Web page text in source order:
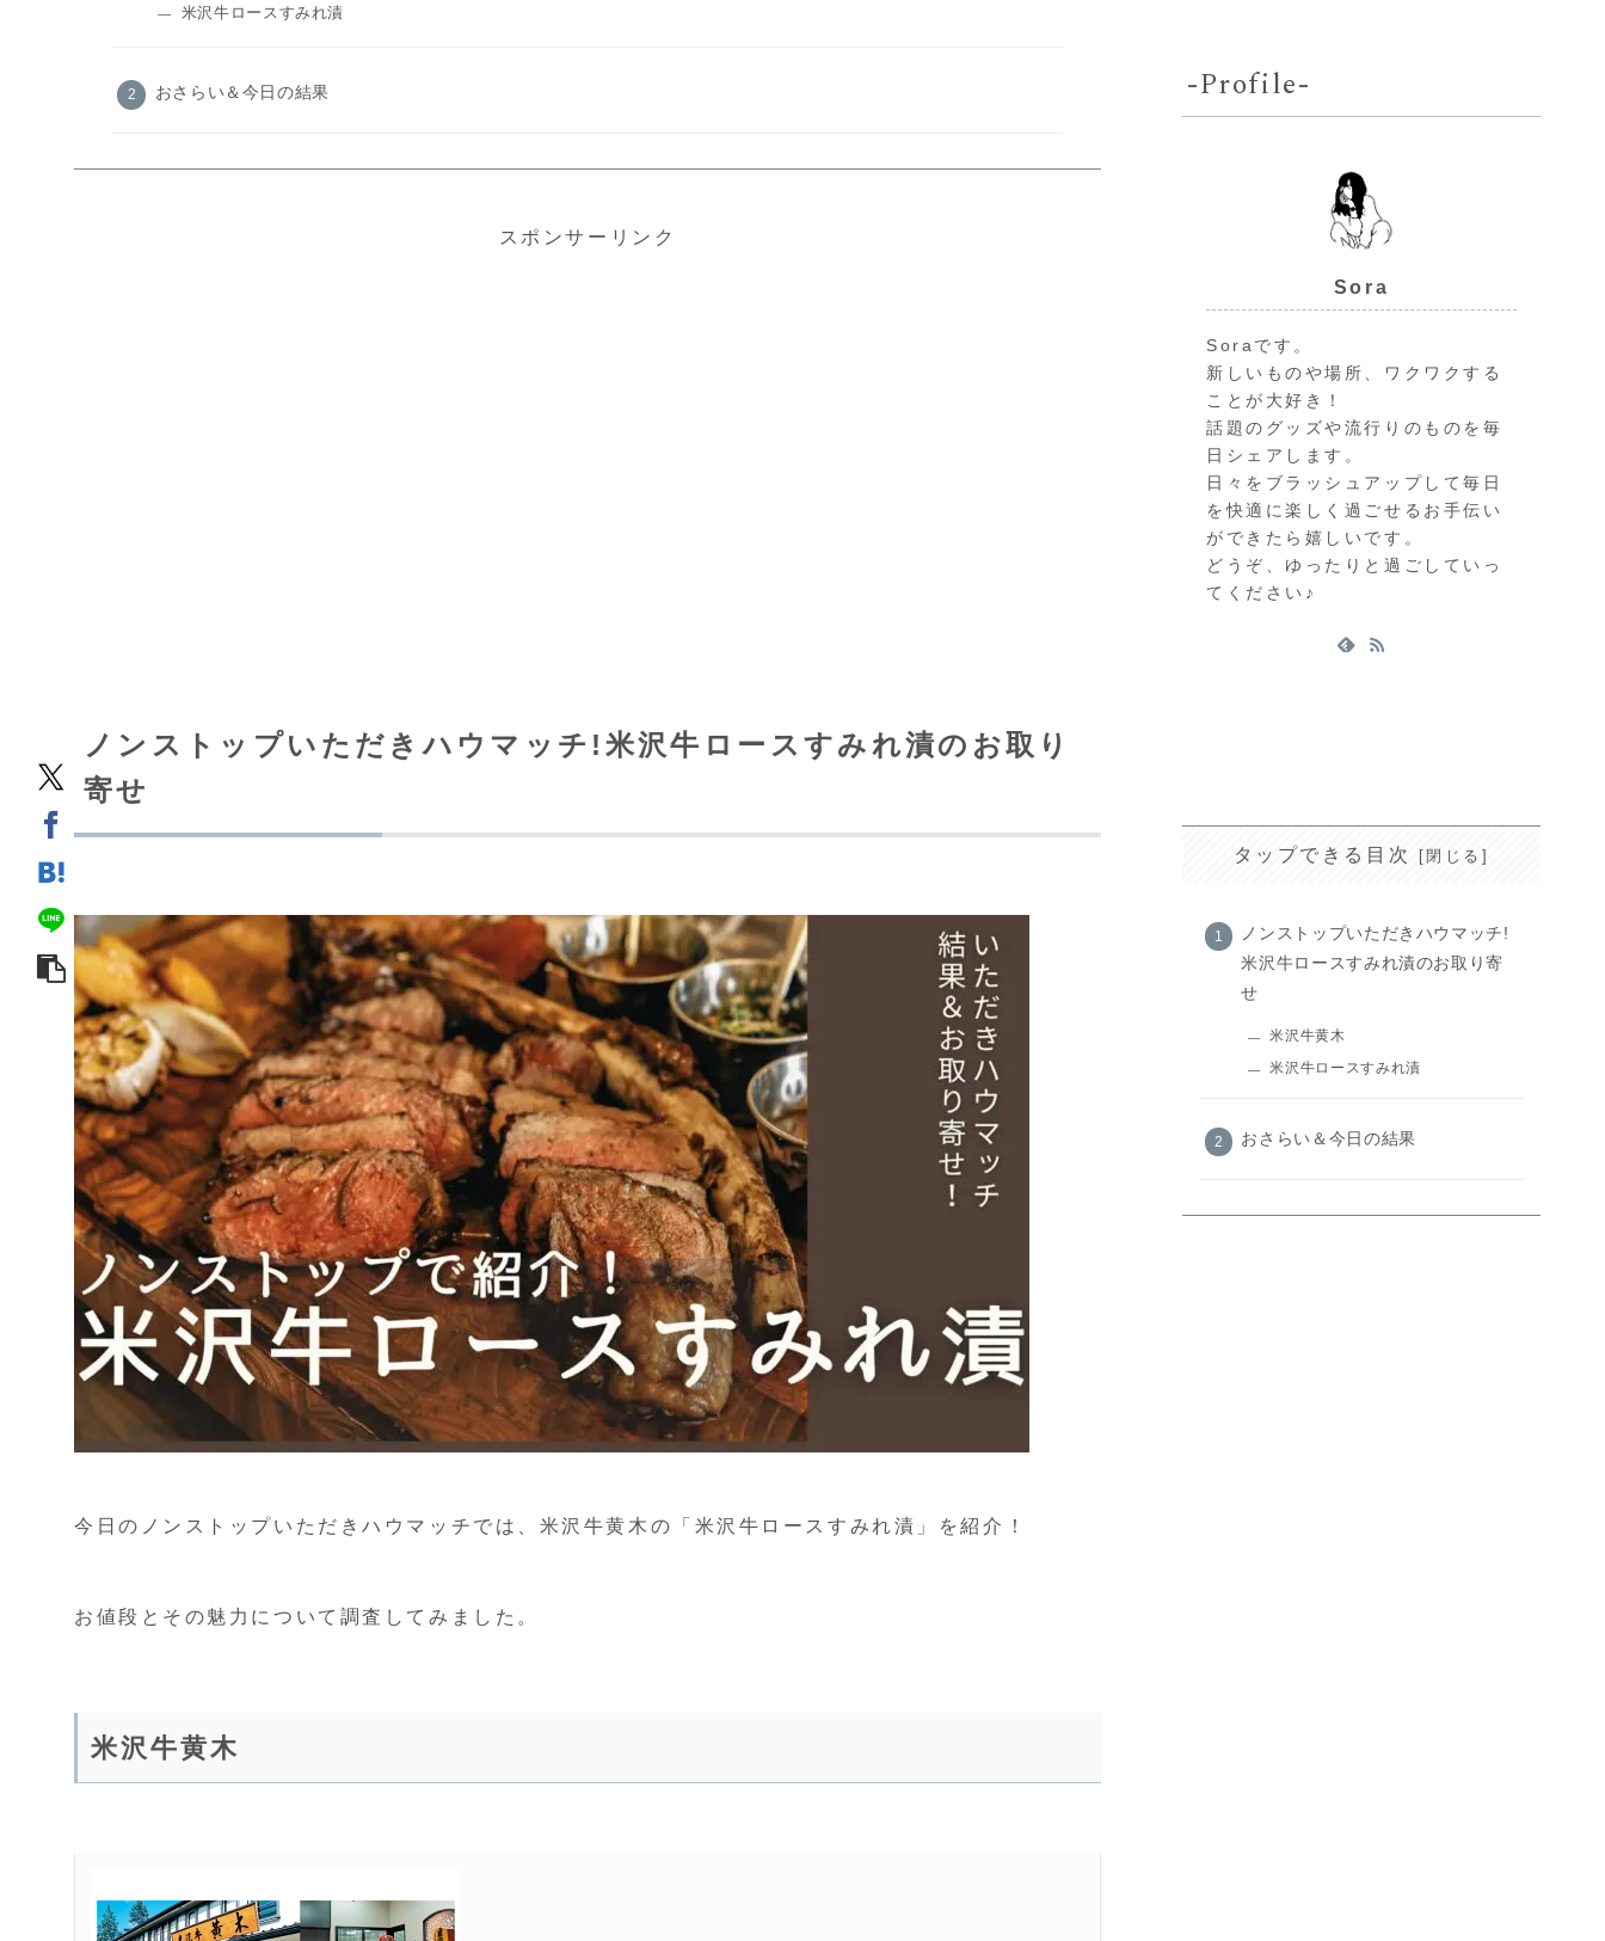
米沢牛ロースすみれ漬
おさらい＆今日の結果
スポンサーリンク
ノンストップいただきハウマッチ!米沢牛ロースすみれ漬のお取り
寄せ
今日のノンストップいただきハウマッチでは、米沢牛黄木の「米沢牛ロースすみれ漬」を紹介！
お値段とその魅力について調査してみました。
米沢牛黄木
-Profile-
Sora
Soraです。
新しいものや場所、ワクワクする
ことが大好き！
話題のグッズや流行りのものを毎
日シェアします。
日々をブラッシュアップして毎日
を快適に楽しく過ごせるお手伝い
ができたら嬉しいです。
どうぞ、ゆったりと過ごしていっ
てください♪
タップできる目次
ノンストップいただきハウマッチ!
米沢牛ロースすみれ漬のお取り寄
せ
米沢牛黄木
米沢牛ロースすみれ漬
おさらい＆今日の結果